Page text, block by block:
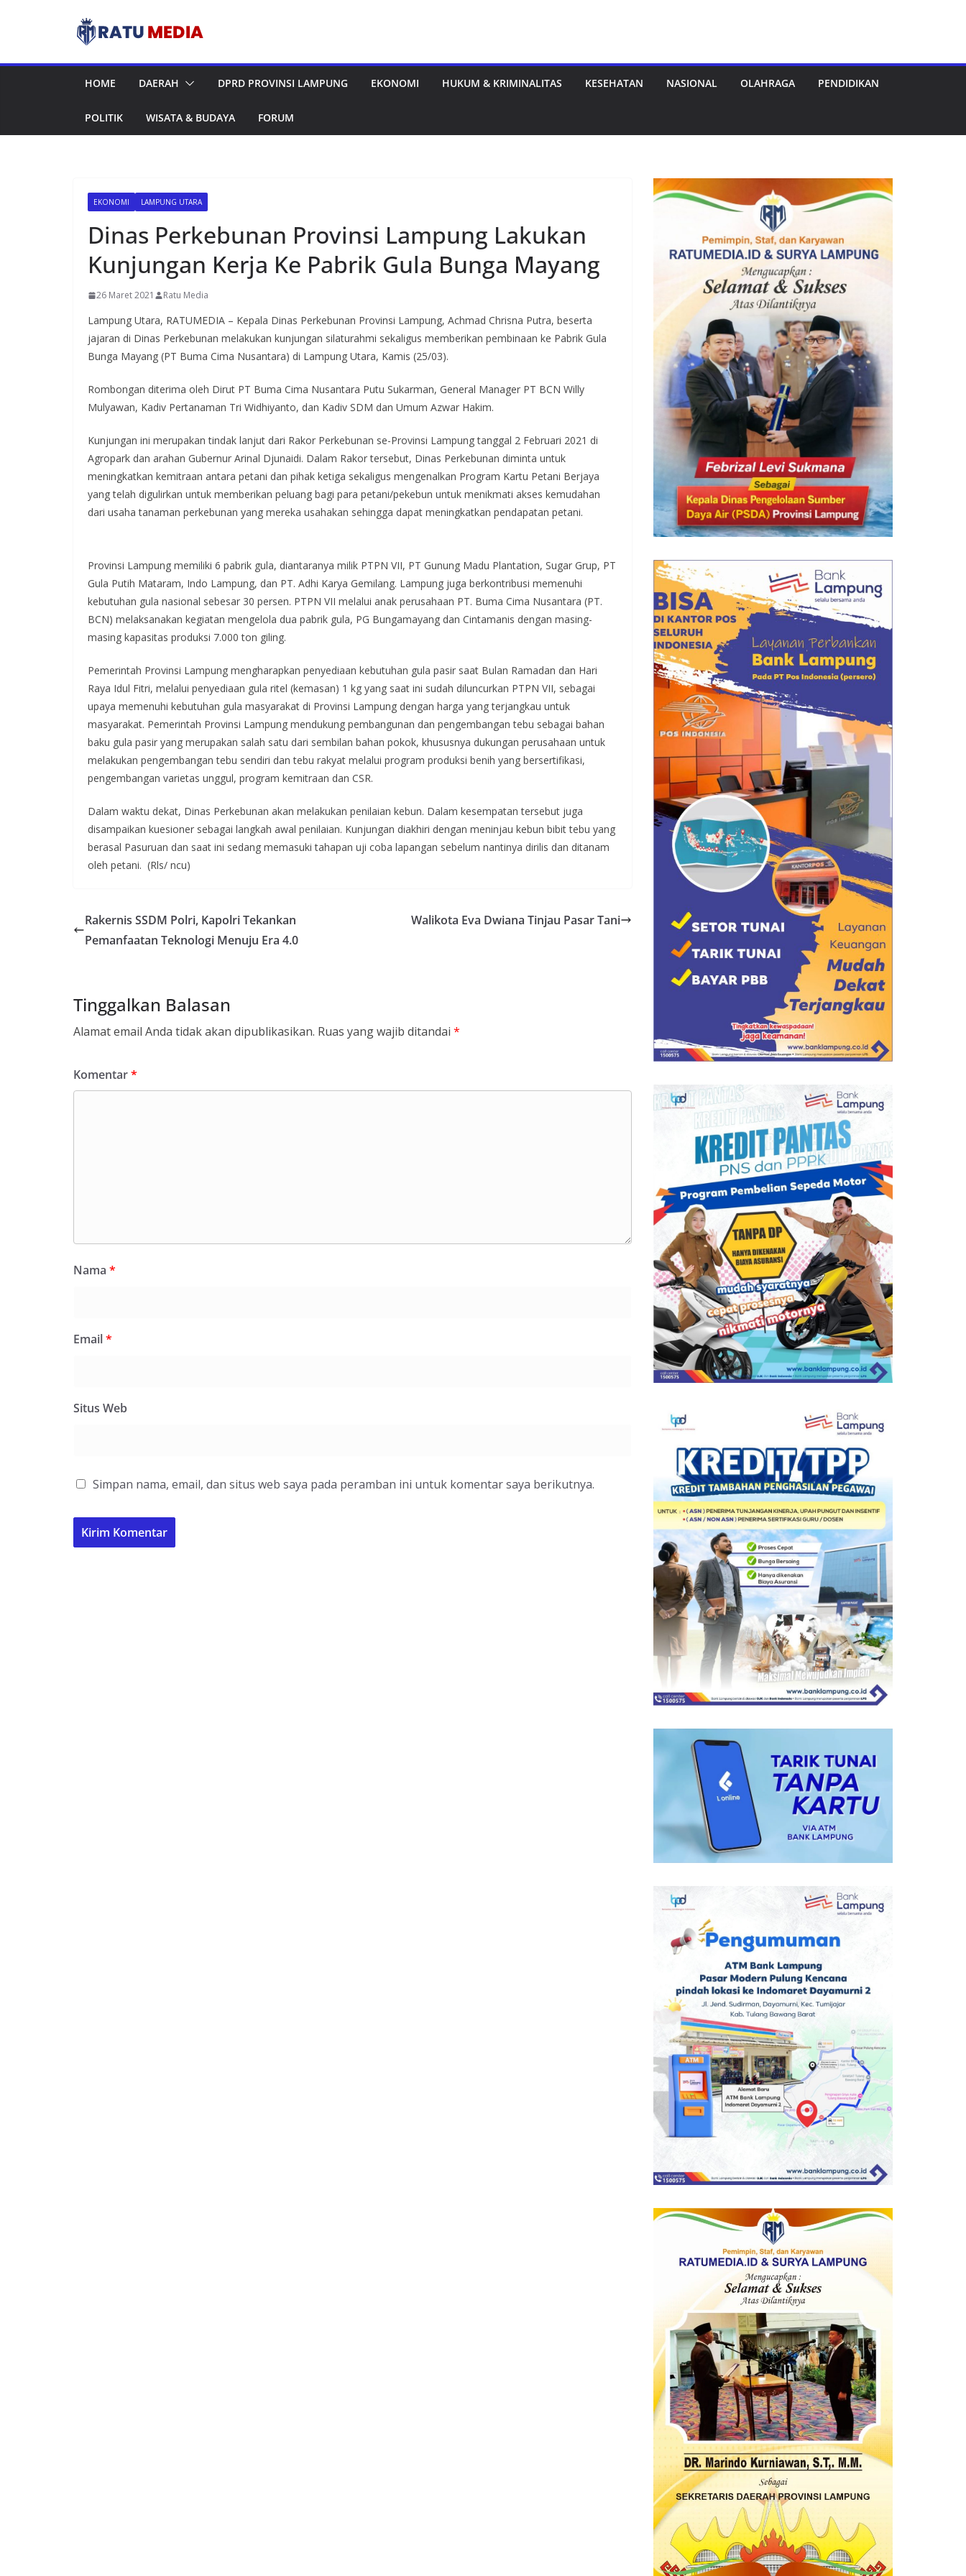
HOME DAERAH DPRD PROVINSI LAMPUNG EKONOMI HUKUM & KRIMINALITAS KESEHATAN NASIONAL OLAHRAGA PENDIDIKAN
POLITIK WISATA & BUDAYA FORUM
EKONOMI LAMPUNG UTARA
Dinas Perkebunan Provinsi Lampung Lakukan
Kunjungan Kerja Ke Pabrik Gula Bunga Mayang
26 Maret 2021 Ratu Media
Lampung Utara, RATUMEDIA – Kepala Dinas Perkebunan Provinsi Lampung, Achmad Chrisna Putra, beserta
jajaran di Dinas Perkebunan melakukan kunjungan silaturahmi sekaligus memberikan pembinaan ke Pabrik Gula
Bunga Mayang (PT Buma Cima Nusantara) di Lampung Utara, Kamis (25/03).
Rombongan diterima oleh Dirut PT Buma Cima Nusantara Putu Sukarman, General Manager PT BCN Willy
Mulyawan, Kadiv Pertanaman Tri Widhiyanto, dan Kadiv SDM dan Umum Azwar Hakim.
Kunjungan ini merupakan tindak lanjut dari Rakor Perkebunan se-Provinsi Lampung tanggal 2 Februari 2021 di
Agropark dan arahan Gubernur Arinal Djunaidi. Dalam Rakor tersebut, Dinas Perkebunan diminta untuk
meningkatkan kemitraan antara petani dan pihak ketiga sekaligus mengenalkan Program Kartu Petani Berjaya
yang telah digulirkan untuk memberikan peluang bagi para petani/pekebun untuk menikmati akses kemudahan
dari usaha tanaman perkebunan yang mereka usahakan sehingga dapat meningkatkan pendapatan petani.
Provinsi Lampung memiliki 6 pabrik gula, diantaranya milik PTPN VII, PT Gunung Madu Plantation, Sugar Grup, PT
Gula Putih Mataram, Indo Lampung, dan PT. Adhi Karya Gemilang. Lampung juga berkontribusi memenuhi
kebutuhan gula nasional sebesar 30 persen. PTPN VII melalui anak perusahaan PT. Buma Cima Nusantara (PT.
BCN) melaksanakan kegiatan mengelola dua pabrik gula, PG Bungamayang dan Cintamanis dengan masing-
masing kapasitas produksi 7.000 ton giling.
Pemerintah Provinsi Lampung mengharapkan penyediaan kebutuhan gula pasir saat Bulan Ramadan dan Hari
Raya Idul Fitri, melalui penyediaan gula ritel (kemasan) 1 kg yang saat ini sudah diluncurkan PTPN VII, sebagai
upaya memenuhi kebutuhan gula masyarakat di Provinsi Lampung dengan harga yang terjangkau untuk
masyarakat. Pemerintah Provinsi Lampung mendukung pembangunan dan pengembangan tebu sebagai bahan
baku gula pasir yang merupakan salah satu dari sembilan bahan pokok, khususnya dukungan perusahaan untuk
melakukan pengembangan tebu sendiri dan tebu rakyat melalui program produksi benih yang bersertifikasi,
pengembangan varietas unggul, program kemitraan dan CSR.
Dalam waktu dekat, Dinas Perkebunan akan melakukan penilaian kebun. Dalam kesempatan tersebut juga
disampaikan kuesioner sebagai langkah awal penilaian. Kunjungan diakhiri dengan meninjau kebun bibit tebu yang
berasal Pasuruan dan saat ini sedang memasuki tahapan uji coba lapangan sebelum nantinya dirilis dan ditanam
oleh petani. (Rls/ ncu)
Rakernis SSDM Polri, Kapolri Tekankan
Pemanfaatan Teknologi Menuju Era 4.0
Walikota Eva Dwiana Tinjau Pasar Tani
Tinggalkan Balasan
Alamat email Anda tidak akan dipublikasikan. Ruas yang wajib ditandai *
Komentar*
Nama *
Email*
Situs Web
Simpan nama, email, dan situs web saya pada peramban ini untuk komentar saya berikutnya.